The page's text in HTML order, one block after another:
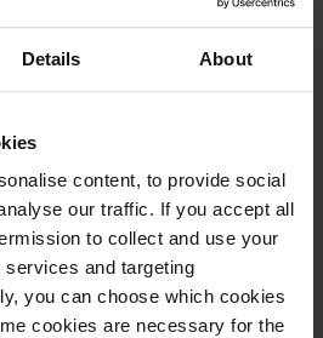
Details About
content, to provide social
our traffic. If you accept all
to collect and use your
and targeting
you can choose which cookies
cookies are necessary for the
voimassa 18 kuukauden ajan
asialistalla olevat hallituksen